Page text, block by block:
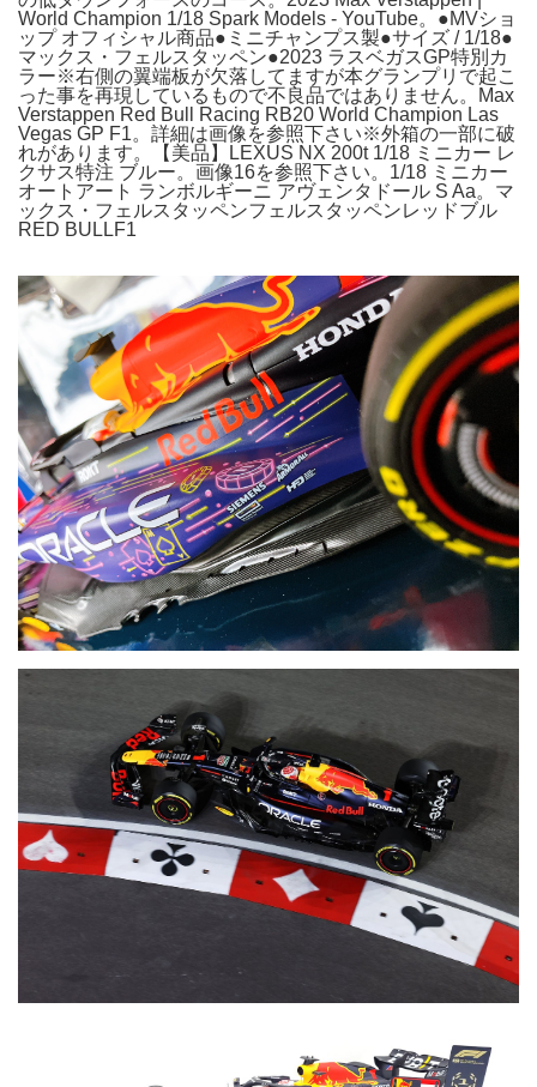
World Champion 1/18 Spark Models - YouTube。●MVショ
ップ オフィシャル商品●ミニチャンプス製●サイズ / 1/18●
マックス・フェルスタッペン●2023 ラスベガスGP特別カ
ラー※右側の翼端板が欠落してますが本グランプリで起こ
った事を再現しているもので不良品ではありません。Max
Verstappen Red Bull Racing RB20 World Champion Las
Vegas GP F1。詳細は画像を参照下さい※外箱の一部に破
れがあります。【美品】LEXUS NX 200t 1/18 ミニカー レ
クサス特注 ブルー。画像16を参照下さい。1/18 ミニカー
オートアート ランボルギーニ アヴェンタドール S Aa。マ
ックス・フェルスタッペンフェルスタッペンレッドブル
RED BULLF1